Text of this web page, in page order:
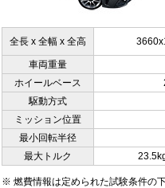
全長 x 全幅 x 全高
車両重量
ホイールベース
駆動方式
ミッション位置
最小回転半径
最大トルク
※ 燃費情報は定められた試験条件の